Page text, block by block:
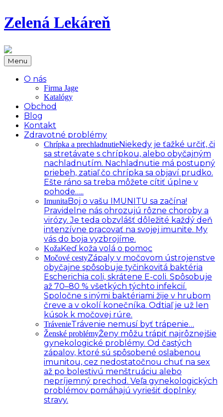
Zelená Lekáreň
Menu
O nás
Firma Jage
Katalógy
Obchod
Blog
Kontakt
Zdravotné problémy
Chrípka a prechladnutieNiekedy je ťažké určiť, či
sa stretávate s chrípkou, alebo obyčajným
nachladnutím. Nachladnutie má postupný
priebeh, zatiaľ čo chrípka sa objaví prudko.
Ešte ráno sa treba môžete cítiť úplne v
pohode…..
ImunitaBoj o vašu IMUNITU sa začína!
Pravidelne nás ohrozujú rôzne choroby a
virózy. Je teda obzvlášť dôležité každý deň
intenzívne pracovať na svojej imunite. My
vás do boja vyzbrojíme.
KožaKeď koža volá o pomoc
Močové cestyZápaly v močovom ústrojenstve
obyčajne spôsobuje tyčinkovitá baktéria
Escherichia coli, skrátene E-coli. Spôsobuje
až 70–80 % všetkých týchto infekcií.
Spoločne s inými baktériami žije v hrubom
čreve a v okolí konečníka. Odtiaľ je už len
kúsok k močovej rúre.
TrávenieTrávenie nemusí byť trápenie…
Ženské problémyŽeny môžu trápiť najrôznejšie
gynekologické problémy. Od častých
zápalov, ktoré sú spôsobené oslabenou
imunitou, cez nedostatočnou chuť na sex
až po bolestivú menštruáciu alebo
nepríjemný prechod. Veľa gynekologických
problémov pomáhajú vyriešiť doplnky
stravy.